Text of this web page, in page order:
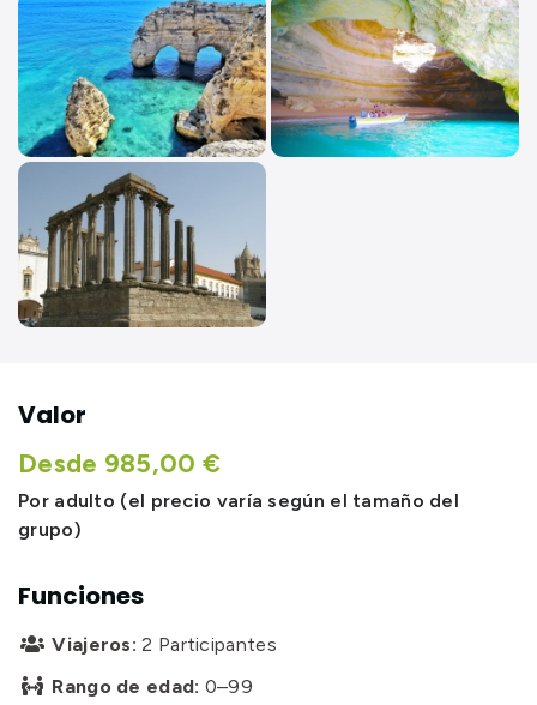
Valor
Desde 985,00 €
Por adulto (el precio varía según el tamaño del
grupo)
Funciones
 Viajeros:2 Participantes
 Rango de edad: 0–99